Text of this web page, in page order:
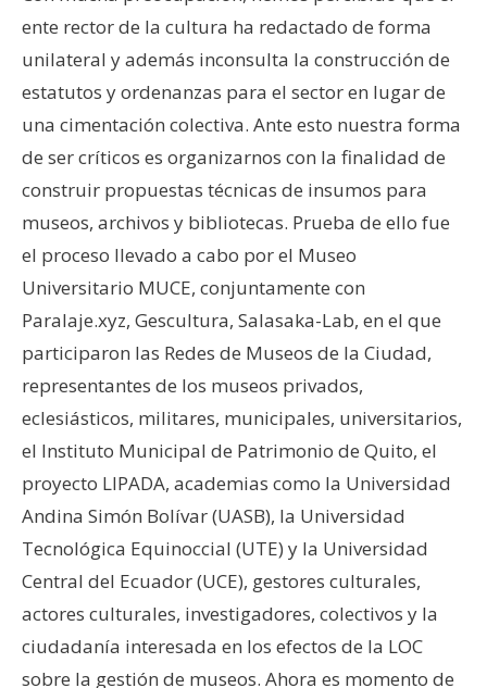
ente rector de la cultura ha redactado de forma
unilateral y además inconsulta la construcción de
estatutos y ordenanzas para el sector en lugar de
una cimentación colectiva. Ante esto nuestra forma
de ser críticos es organizarnos con la finalidad de
construir propuestas técnicas de insumos para
museos, archivos y bibliotecas. Prueba de ello fue
el proceso llevado a cabo por el Museo
Universitario MUCE, conjuntamente con
Paralaje.xyz, Gescultura, Salasaka-Lab, en el que
participaron las Redes de Museos de la Ciudad,
representantes de los museos privados,
eclesiásticos, militares, municipales, universitarios,
el Instituto Municipal de Patrimonio de Quito, el
proyecto LIPADA, academias como la Universidad
Andina Simón Bolívar (UASB), la Universidad
Tecnológica Equinoccial (UTE) y la Universidad
Central del Ecuador (UCE), gestores culturales,
actores culturales, investigadores, colectivos y la
ciudadanía interesada en los efectos de la LOC
sobre la gestión de museos. Ahora es momento de